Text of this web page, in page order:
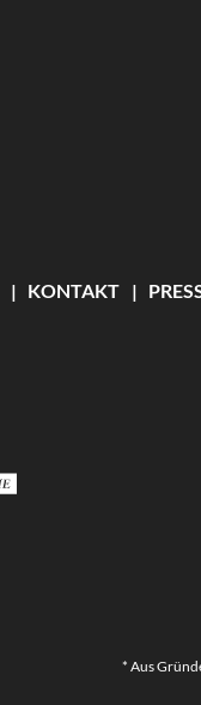
KONTAKT
* Aus